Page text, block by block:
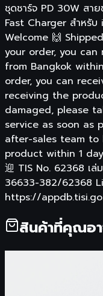
ชุดชาร์จ PD 30W สา
Fast Charger สำหรับ
Welcome 🙌
your order, you can
from Bangkok
order, you can
receiving the
damaged, please
service as soon as
after-sales team to
product within 1
迎 TIS No. 62368 เ
36633-382/62368
https://
สินค้าที่คุณอ